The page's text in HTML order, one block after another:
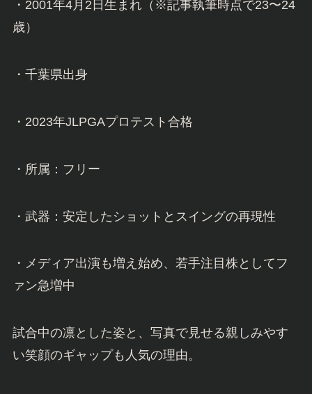
・2001年4月2日生まれ（※記事執筆時点で23〜24
歳）
・千葉県出身
・2023年JLPGAプロテスト合格
・所属：フリー
・武器：安定したショットとスイングの再現性
・メディア出演も増え始め、若手注目株としてフ
ァン急増中
試合中の凛とした姿と、写真で見せる親しみやす
い笑顔のギャップも人気の理由。